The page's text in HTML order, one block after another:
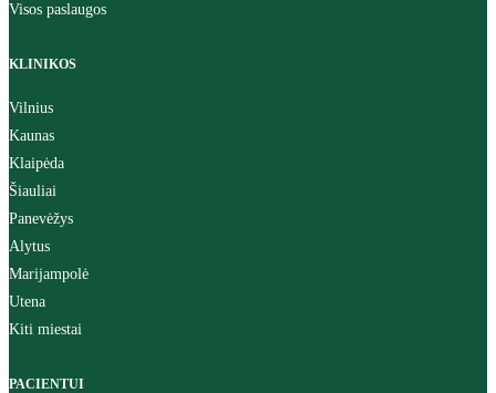
Visos paslaugos
KLINIKOS
Vilnius
Kaunas
Klaipėda
Šiauliai
Panevėžys
Alytus
Marijampolė
Utena
Kiti miestai
PACIENTUI